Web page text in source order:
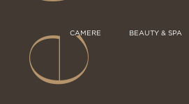
CAMERE BEAUTY & SPA